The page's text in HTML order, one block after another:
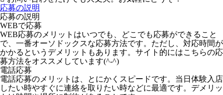
応募の説明
応募の説明
WEBで応募
WEB応募のメリットはいつでも、どこでも応募ができること
で、一番オーソドックスな応募方法です。ただし、対応時間が
かかるというデメリットもあります。サイト的にはこちらの応
募方法をオススメしています(^-^)
電話応募
電話応募のメリットは、とにかくスピードです。当日体験入店
したい時やすぐに連絡を取りたい時などに最適です。デメリッ